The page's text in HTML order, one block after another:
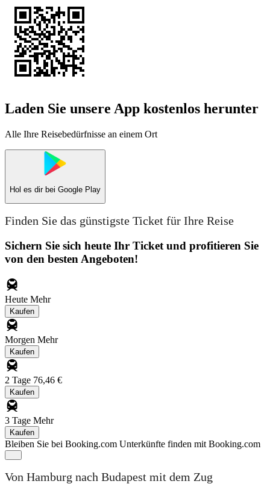
Laden Sie unsere App kostenlos herunter
Alle Ihre Reisebedürfnisse an einem Ort
Hol es dir bei Google Play
Finden Sie das günstigste Ticket für Ihre Reise
Sichern Sie sich heute Ihr Ticket und profitieren Sie
von den besten Angeboten!
Heute Mehr
Kaufen
Morgen Mehr
Kaufen
2 Tage 76,46 €
Kaufen
3 Tage Mehr
Kaufen
Bleiben Sie bei Booking.com Unterkünfte finden mit Booking.com
Von Hamburg nach Budapest mit dem Zug